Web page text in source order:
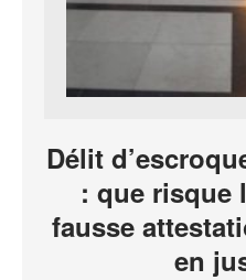
Délit
: que risque
fausse
en